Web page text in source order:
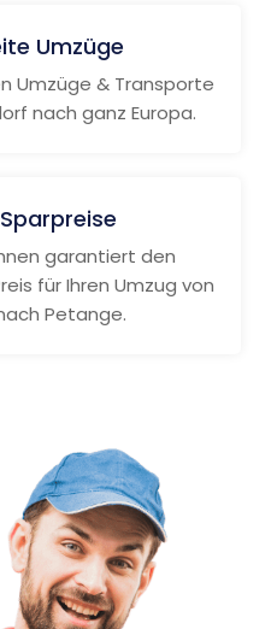
Umzüge
Umzüge & Transporte
nach ganz Europa.
garantiert den
für Ihren Umzug von
Petange.